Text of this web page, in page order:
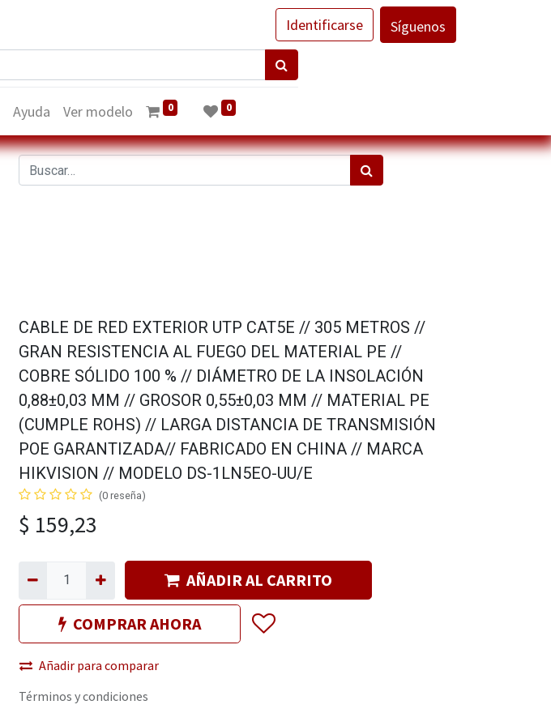
Identificarse Síguenos
Ayuda Ver modelo 0 0
CABLE DE RED EXTERIOR UTP CAT5E // 305 METROS //
GRAN RESISTENCIA AL FUEGO DEL MATERIAL PE //
COBRE SÓLIDO 100 % // DIÁMETRO DE LA INSOLACIÓN
0,88±0,03 MM // GROSOR 0,55±0,03 MM // MATERIAL PE
(CUMPLE ROHS) // LARGA DISTANCIA DE TRANSMISIÓN
POE GARANTIZADA// FABRICADO EN CHINA // MARCA
HIKVISION // MODELO DS-1LN5EO-UU/E
(0 reseña)
$ 159,23
AÑADIR AL CARRITO
COMPRAR AHORA
Añadir para comparar
Términos y condiciones